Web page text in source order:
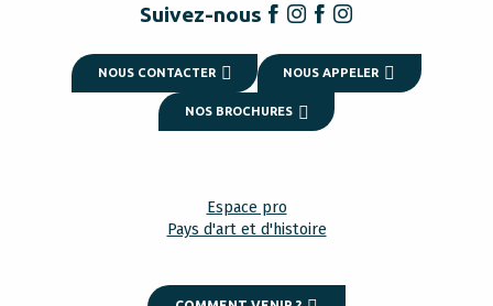
Suivez-nous
NOUS CONTACTER NOUS APPELER
NOS BROCHURES
Espace pro
Pays d'art et d'histoire